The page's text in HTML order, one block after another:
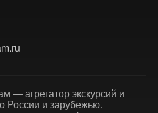
— агрегатор экскурсий и
России и зарубежью.